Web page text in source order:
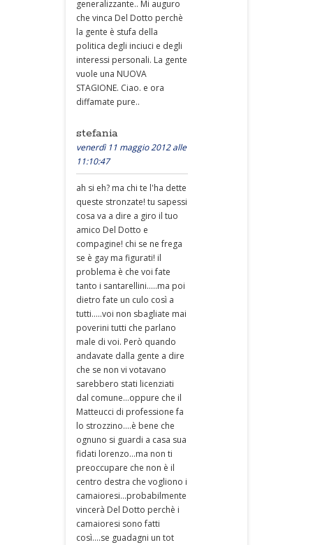
generalizzante.. Mi auguro
che vinca Del Dotto perchè
la gente è stufa della
politica degli inciuci e degli
interessi personali. La gente
vuole una NUOVA
STAGIONE. Ciao. e ora
diffamate pure..
stefania
venerdì 11 maggio 2012 alle
11:10:47
ah si eh? ma chi te l'ha dette
queste stronzate! tu sapessi
cosa va a dire a giro il tuo
amico Del Dotto e
compagine! chi se ne frega
se è gay ma figurati! il
problema è che voi fate
tanto i santarellini.....ma poi
dietro fate un culo così a
tutti.....voi non sbagliate mai
poverini tutti che parlano
male di voi. Però quando
andavate dalla gente a dire
che se non vi votavano
sarebbero stati licenziati
dal comune...oppure che il
Matteucci di professione fa
lo strozzino....è bene che
ognuno si guardi a casa sua
fidati lorenzo...ma non ti
preoccupare che non è il
centro destra che vogliono i
camaioresi...probabilmente
vincerà Del Dotto perchè i
camaioresi sono fatti
così....se guadagni un tot